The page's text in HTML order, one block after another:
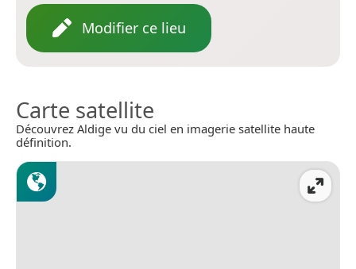
Modifier ce lieu
Carte satellite
Découvrez Aldige vu du ciel en imagerie satellite haute
définition.